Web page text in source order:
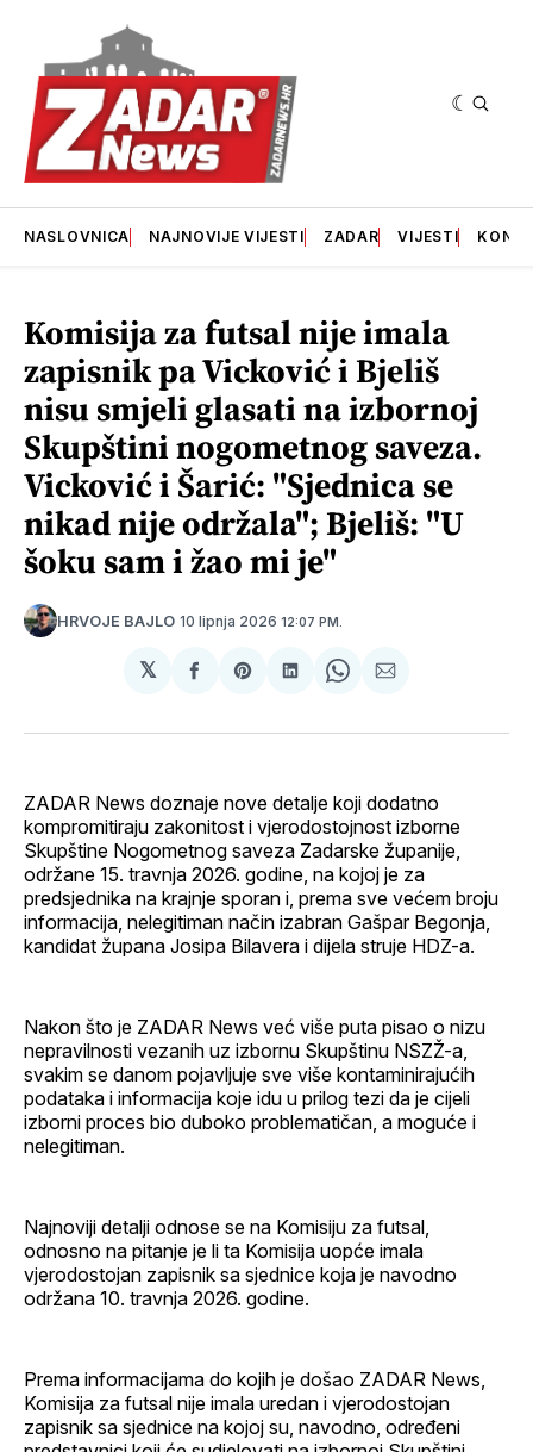
NASLOVNICA NAJNOVIJE VIJESTI ZADAR VIJESTI
Komisija za futsal nije imala
zapisnik pa Vicković i Bjeliš
nisu smjeli glasati na izbornoj
Skupštini nogometnog saveza.
Vicković i Šarić: "Sjednica se
nikad nije održala"; Bjeliš: "U
šoku sam i žao mi je"
HRVOJE BAJLO 10 lipnja 2026 12:07 PM.
𝕏
podijeliSharepodijeliSharepodijeli
ZADAR News doznaje nove detalje koji dodatno
kompromitiraju zakonitost i vjerodostojnost izborne
Skupštine Nogometnog saveza Zadarske županije,
održane 15. travnja 2026. godine, na kojoj je za
predsjednika na krajnje sporan i, prema sve većem broju
informacija, nelegitiman način izabran Gašpar Begonja,
kandidat župana Josipa Bilavera i dijela struje HDZ-a.
Nakon što je ZADAR News već više puta pisao o nizu
nepravilnosti vezanih uz izbornu Skupštinu NSZŽ-a,
svakim se danom pojavljuje sve više kontaminirajućih
podataka i informacija koje idu u prilog tezi da je cijeli
izborni proces bio duboko problematičan, a moguće i
nelegitiman.
Najnoviji detalji odnose se na Komisiju za futsal,
odnosno na pitanje je li ta Komisija uopće imala
vjerodostojan zapisnik sa sjednice koja je navodno
održana 10. travnja 2026. godine.
Prema informacijama do kojih je došao ZADAR News,
Komisija za futsal nije imala uredan i vjerodostojan
zapisnik sa sjednice na kojoj su, navodno, određeni